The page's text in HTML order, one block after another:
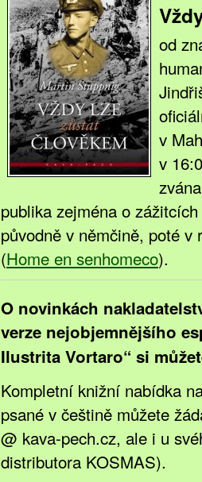
od
v
v
publika zejména o
původně v němčině, poté v
(Home en senhomeco).
O novinkách
verze nejobjemnějšího
Ilustrita Vortaro“ si
Kompletní knižní nabídka
psané v češtině můžete
@ kava-pech.cz, ale i u
distributora KOSMAS).